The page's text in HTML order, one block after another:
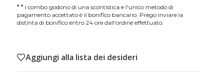
* * i combo godono di una scontistica e l'unico metodo di
pagamento accettato è il bonifico bancario. Prego inviare la
distinta di bonifico entro 24 ore dall'ordine effettuato.
Aggiungi alla lista dei desideri